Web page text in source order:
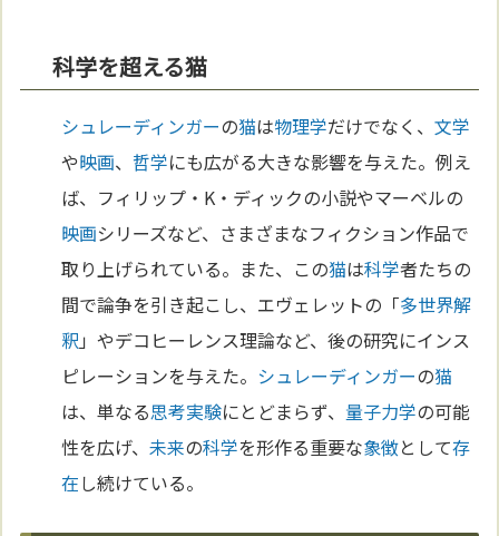
科学を超える猫
シュレーディンガーの猫は物理学だけでなく、文学
や映画、 哲学にも広がる大きな影響を与えた。例え
ば、フィリップ・K・ディックの小説やマーベルの
映画シリーズなど、さまざまなフィクション作品で
取り上げられている。また、この猫は科学者たちの
間で論争を引き起こし、エヴェレットの「多世界解
釈 」やデコヒーレンス理論など、後の研究にインス
ピレーションを与えた。 シュレーディンガーの猫
は、単なる思考実験にとどまらず、 量子力学の可能
性を広げ、未来の科学を形作る重要な象徴として存
在し続けている。